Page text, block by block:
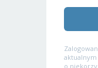
aktualnym
o